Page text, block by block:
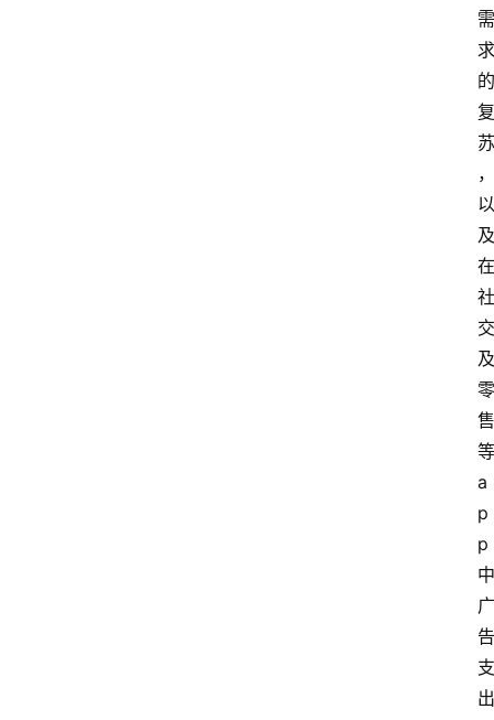
需
求
的
复
苏
，
以
及
在
社
交
及
零
售
等
a
p
p
中
广
告
支
出